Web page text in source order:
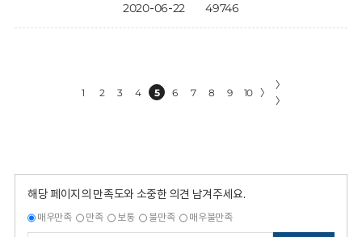
2020-06-22 49746
1 2 3 4 5 6 7 8 9 10 〉
〉
〉
해당 페이지의 만족도와 소중한 의견 남겨주세요.
매우만족 만족 보통 불만족 매우불만족